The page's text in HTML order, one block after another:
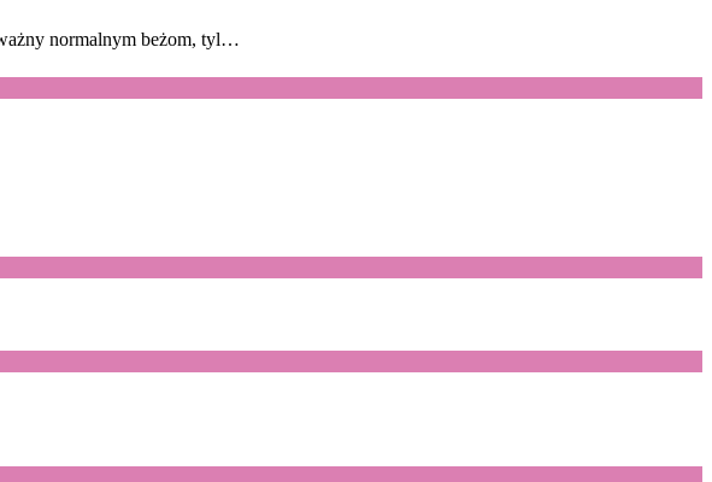
normalnym beżom, tyl…